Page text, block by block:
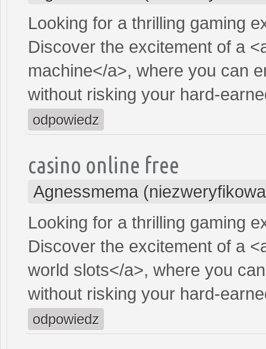
Looking for a thrilling gaming
Discover the excitement of a
machine</a>, where you can
without risking your hard-
odpowiedz
casino online free
Agnessmema
Looking for a thrilling gaming
Discover the excitement of a
world slots</a>, where you
without risking your hard-
odpowiedz